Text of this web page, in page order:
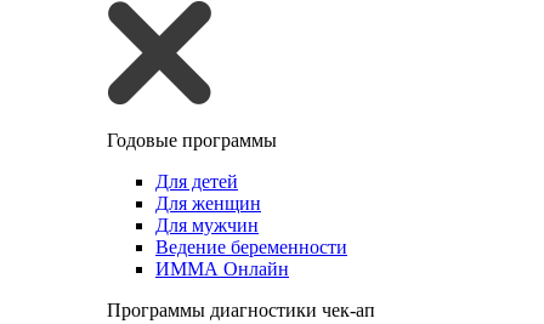
Годовые программы
Для детей
Для женщин
Для мужчин
Ведение беременности
ИММА Онлайн
Программы диагностики чек-ап